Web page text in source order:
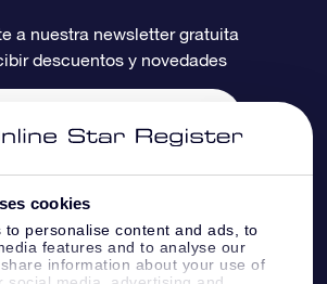
cookies
to personalise content and ads, to
features and to analyse our
information about your use of
OSR
Estrella Personalizada
Estrellas
RV Llévame a las estrellas
de Pago
de Envío
a nuestra newsletter gratuita
descuentos y novedades